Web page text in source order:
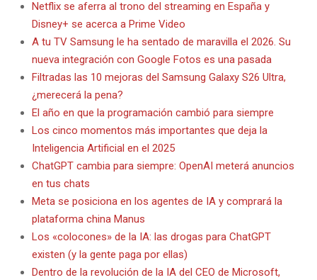
Netflix se aferra al trono del streaming en España y
Disney+ se acerca a Prime Video
A tu TV Samsung le ha sentado de maravilla el 2026. Su
nueva integración con Google Fotos es una pasada
Filtradas las 10 mejoras del Samsung Galaxy S26 Ultra,
¿merecerá la pena?
El año en que la programación cambió para siempre
Los cinco momentos más importantes que deja la
Inteligencia Artificial en el 2025
ChatGPT cambia para siempre: OpenAI meterá anuncios
en tus chats
Meta se posiciona en los agentes de IA y comprará la
plataforma china Manus
Los «colocones» de la IA: las drogas para ChatGPT
existen (y la gente paga por ellas)
Dentro de la revolución de la IA del CEO de Microsoft,